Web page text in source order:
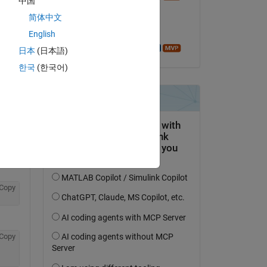
Copy
Copy
简体中文
English
日本 (日本語)
한국 (한국어)